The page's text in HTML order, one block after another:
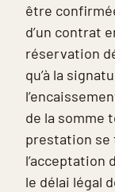
être
d’un contrat
réservation
qu’à la
de la somme
prestation se
l’acceptation
le délai légal